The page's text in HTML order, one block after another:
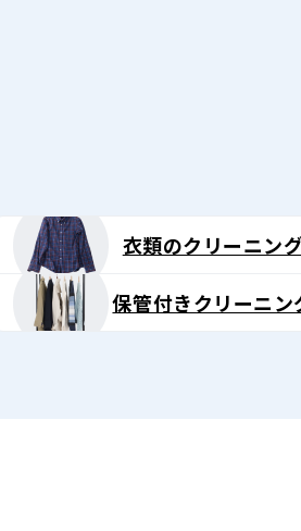
衣類のクリーニン
保管付きクリーニン